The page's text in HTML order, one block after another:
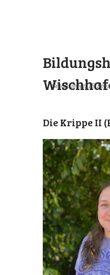
Geschrieben15.
Die Krippe II